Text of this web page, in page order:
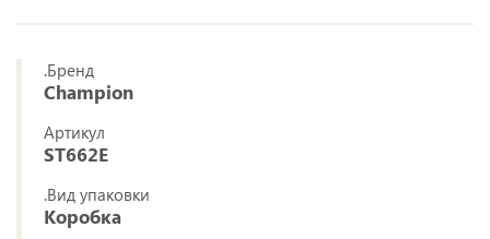
.Бренд
Champion
Артикул
ST662Е
.Вид упаковки
Коробка